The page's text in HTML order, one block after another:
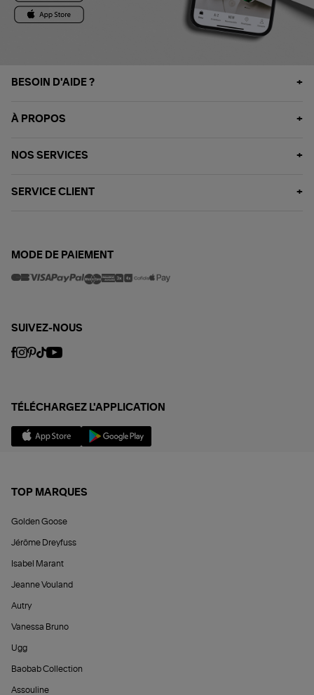
BESOIN D'AIDE ?
À PROPOS
NOS SERVICES
SERVICE CLIENT
MODE DE PAIEMENT
SUIVEZ-NOUS
TÉLÉCHARGEZ L'APPLICATION
TOP MARQUES
Golden Goose
Jérôme Dreyfuss
Isabel Marant
Jeanne Vouland
Autry
Vanessa Bruno
Ugg
Baobab Collection
Assouline